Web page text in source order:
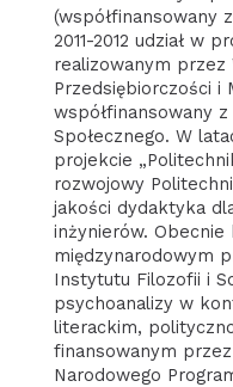
(współfinansowany
2011-2012 udział w
realizowanym przez
Przedsiębiorczości i
współfinansowany
Społecznego. W
projekcie
rozwojowy
jakości dydaktyka
inżynierów. Obecnie
międzynarodowym
Instytutu Filozofii i
psychoanalizy w
literackim,
finansowanym
Narodowego